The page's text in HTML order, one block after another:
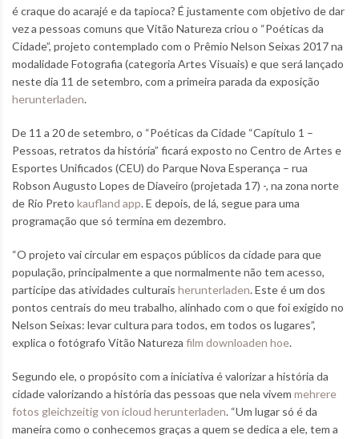
é craque do acarajé e da tapioca? É justamente com objetivo de dar
vez a pessoas comuns que Vitão Natureza criou o “Poéticas da
Cidade”, projeto contemplado com o Prêmio Nelson Seixas 2017 na
modalidade Fotografia (categoria Artes Visuais) e que será lançado
neste dia 11 de setembro, com a primeira parada da exposição
herunterladen.
De 11 a 20 de setembro, o “Poéticas da Cidade “Capítulo 1 –
Pessoas, retratos da história” ficará exposto no Centro de Artes e
Esportes Unificados (CEU) do Parque Nova Esperança – rua
Robson Augusto Lopes de Diaveiro (projetada 17) -, na zona norte
de Rio Preto kaufland app. E depois, de lá, segue para uma
programação que só termina em dezembro.
“O projeto vai circular em espaços públicos da cidade para que
população, principalmente a que normalmente não tem acesso,
participe das atividades culturais herunterladen. Este é um dos
pontos centrais do meu trabalho, alinhado com o que foi exigido no
Nelson Seixas: levar cultura para todos, em todos os lugares”,
explica o fotógrafo Vitão Natureza film downloaden hoe.
Segundo ele, o propósito com a iniciativa é valorizar a história da
cidade valorizando a história das pessoas que nela vivem mehrere
fotos gleichzeitig von icloud herunterladen. “Um lugar só é da
maneira como o conhecemos graças a quem se dedica a ele, tem a